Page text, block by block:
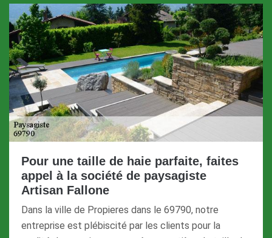
Pour une taille de haie parfaite, faites
appel à la société de paysagiste
Artisan Fallone
Dans la ville de Propieres dans le 69790, notre
entreprise est plébiscité par les clients pour la